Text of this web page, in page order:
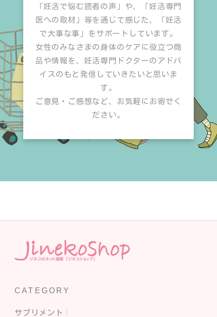
「妊活で悩む読者の声」や、「妊活専門
医への取材」等を通じて感じた、「妊活
で大事な事」をサポートしています。
女性のみなさまの身体のケアに役立つ商
品や情報を、妊活専門ドクターのアドバ
イスのもと発信していきたいと思いま
す。
ご意見・ご感想など、お気軽にお寄せく
ださい。
CATEGORY
サプリメント